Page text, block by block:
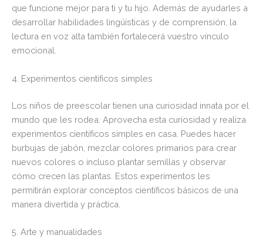
que funcione mejor para ti y tu hijo. Además de ayudarles a
desarrollar habilidades lingüísticas y de comprensión, la
lectura en voz alta también fortalecerá vuestro vínculo
emocional.
4. Experimentos científicos simples
Los niños de preescolar tienen una curiosidad innata por el
mundo que les rodea. Aprovecha esta curiosidad y realiza
experimentos científicos simples en casa. Puedes hacer
burbujas de jabón, mezclar colores primarios para crear
nuevos colores o incluso plantar semillas y observar
cómo crecen las plantas. Estos experimentos les
permitirán explorar conceptos científicos básicos de una
manera divertida y práctica.
5. Arte y manualidades